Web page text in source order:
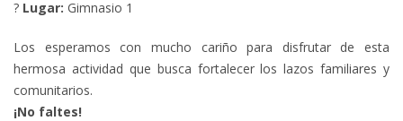
? Lugar: Gimnasio 1
Los esperamos con mucho cariño para disfrutar de esta
hermosa actividad que busca fortalecer los lazos familiares y
comunitarios.
¡No faltes!